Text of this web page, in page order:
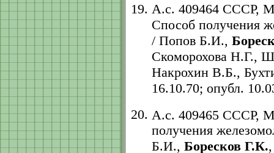
А.с. 409464 СССР,
Способ получения
/ Попов Б.И.,
Скоморохова Н.Г.,
Накрохин В.Б.,
16.10.70; опубл.
А.с. 409465 СССР,
получения
Б.И., Боресков Г.К.